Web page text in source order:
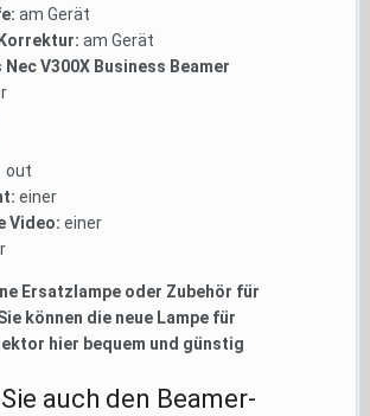
am Gerät
am Gerät
Nec V300X Business Beamer
out
einer
Video: einer
Ersatzlampe oder Zubehör für
können die neue Lampe für
hier bequem und günstig
auch den Beamer-